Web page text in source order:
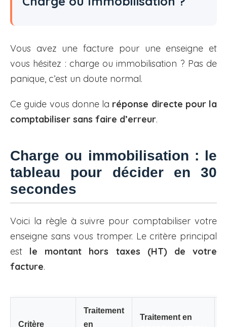
Vous avez une facture pour une enseigne et
vous hésitez : charge ou immobilisation ? Pas de
panique, c’est un doute normal.
Ce guide vous donne la réponse directe pour la
comptabiliser sans faire d’erreur.
Charge ou immobilisation : le
tableau pour décider en 30
secondes
Voici la règle à suivre pour comptabiliser votre
enseigne sans vous tromper. Le critère principal
est le montant hors taxes (HT) de votre
facture.
Critère
Traitement
en
Traitement en